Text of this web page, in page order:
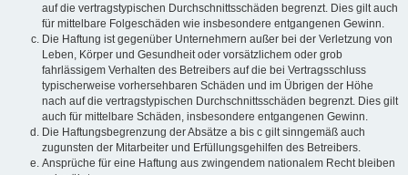
auf die vertragstypischen Durchschnittsschäden begrenzt. Dies gilt auch
für mittelbare Folgeschäden wie insbesondere entgangenen Gewinn.
Die Haftung ist gegenüber Unternehmern außer bei der Verletzung von
Leben, Körper und Gesundheit oder vorsätzlichem oder grob
fahrlässigem Verhalten des Betreibers auf die bei Vertragsschluss
typischerweise vorhersehbaren Schäden und im Übrigen der Höhe
nach auf die vertragstypischen Durchschnittsschäden begrenzt. Dies gilt
auch für mittelbare Schäden, insbesondere entgangenen Gewinn.
Die Haftungsbegrenzung der Absätze a bis c gilt sinngemäß auch
zugunsten der Mitarbeiter und Erfüllungsgehilfen des Betreibers.
Ansprüche für eine Haftung aus zwingendem nationalem Recht bleiben